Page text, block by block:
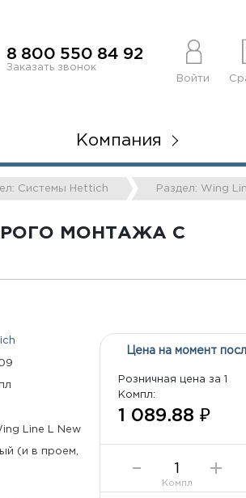
8 800 550 84 92
Заказать звонок
Войти
Компания
Системы Hettich Раздел: Wing
МОНТАЖА С
Line L New
(и в проем,
Цена на момент
Розничная цена за 1
Компл:
1 089.88 ₽
Компл